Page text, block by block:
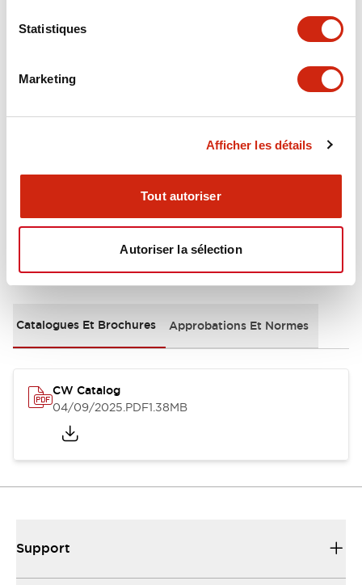
Statistiques
Marketing
Afficher les détails
Tout autoriser
Autoriser la sélection
Functional Specifications
Mounting and Installation Specifications
Documents et fichiers
Catalogues Et Brochures Approbations Et Normes
CW Catalog
04/09/2025.PDF1.38MB
Support